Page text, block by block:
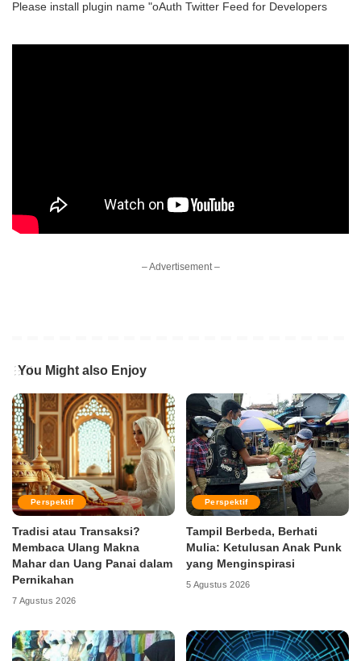
Please install plugin name "oAuth Twitter Feed for Developers
– Advertisement –
You Might also Enjoy
Perspektif
Tradisi atau Transaksi?
Membaca Ulang Makna
Mahar dan Uang Panai dalam
Pernikahan
7 Agustus 2026
Perspektif
Tampil Berbeda, Berhati
Mulia: Ketulusan Anak Punk
yang Menginspirasi
5 Agustus 2026